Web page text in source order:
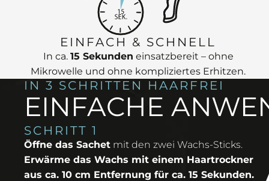
EINFACH & SCHNELL
In ca. 15 Sekunden einsatzbereit – ohne
Mikrowelle und ohne kompliziertes Erhitzen.
IN 3 SCHRITTEN HAARFREI
EINFACHE
SCHRITT 1
Öffne das Sachet mit den zwei Wachs-Sticks.
Erwärme das Wachs mit einem Haartrockner
aus ca. 10 cm Entfernung für ca. 15 Sekunden.